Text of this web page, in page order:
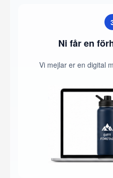
Ni får en
Vi mejlar er en digital